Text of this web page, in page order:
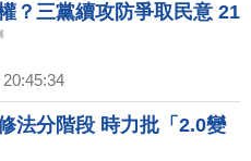
？三黨續攻防爭取民意 21
法分階段 時力批「2.0變